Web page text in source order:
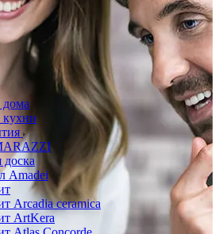
дома
кухни
Amadei
Arcadia ceramica
ArtKera